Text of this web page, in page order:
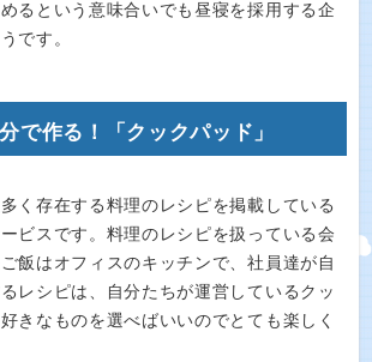
るという意味合いでも昼寝を採用する企
です。
で作る！「クックパッド」
く存在する料理のレシピを掲載している
ビスです。料理のレシピを扱っている会
飯はオフィスのキッチンで、社員達が自
レシピは、自分たちが運営しているクッ
きなものを選べばいいのでとても楽しく